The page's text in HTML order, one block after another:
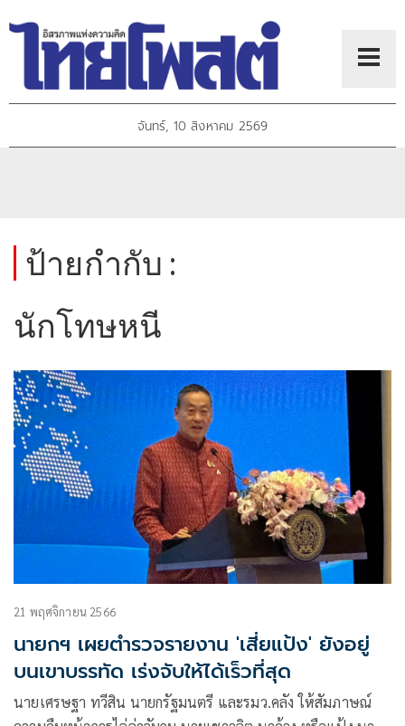
จันทร์, 10 สิงหาคม 2569
ป้ายกำกับ :
นักโทษหนี
21 พฤศจิกายน 2566
นายกฯ เผยตำรวจรายงาน 'เสี่ยแป้ง' ยังอยู่
บนเขาบรรทัด เร่งจับให้ได้เร็วที่สุด
นายเศรษฐา ทวีสิน นายกรัฐมนตรี และรมว.คลัง ให้สัมภาษณ์